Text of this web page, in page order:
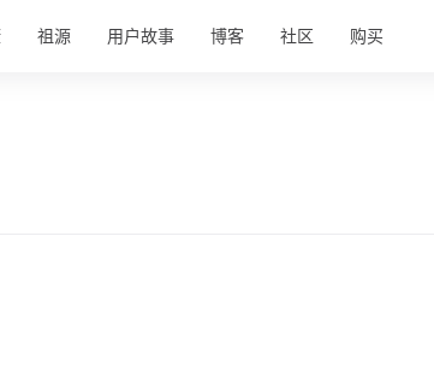
祖源 用户故事 博客 社区 购买